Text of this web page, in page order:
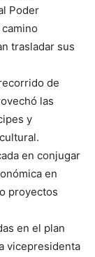
Poder
trasladar sus
de
las
y
en conjugar
en
proyectos
en el plan
vicepresidenta